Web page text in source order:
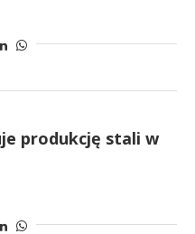
produkcję stali w